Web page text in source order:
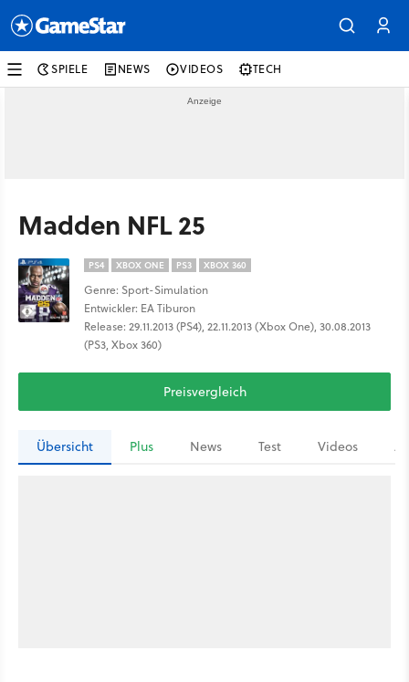
SPIELE NEWS VIDEOS TECH
Madden NFL 25
PS4 XBOX ONE PS3 XBOX 360
Genre: Sport-Simulation
Entwickler: EA Tiburon
Release: 29.11.2013 (PS4), 22.11.2013 (Xbox One), 30.08.2013
(PS3, Xbox 360)
Preisvergleich
Übersicht Plus News Test Videos